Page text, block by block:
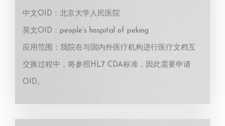
中文OID：北京大学人民医院
英文OID：people’s hospital of peking
应用范围：我院在与国内外医疗机构进行医疗文档互
交换过程中，将参照HL7 CDA标准，因此需要申请
OID。